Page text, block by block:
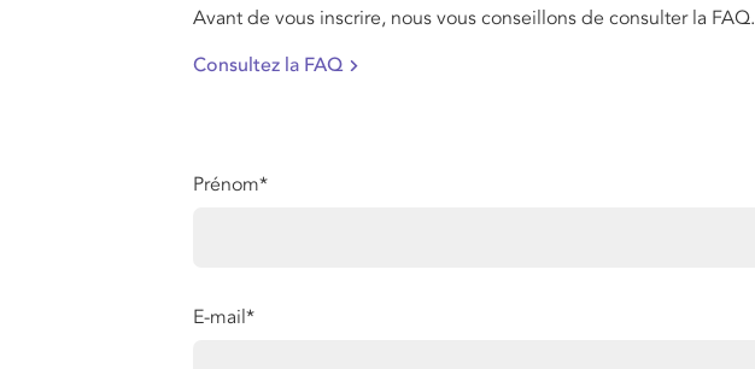
Avant de vous inscrire, nous vous conseillons de consulter la FAQ.
Consultez la FAQ
Prénom*
E-mail*